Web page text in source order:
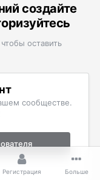
создайте
оставить
сообществе.
Регистрация Больше